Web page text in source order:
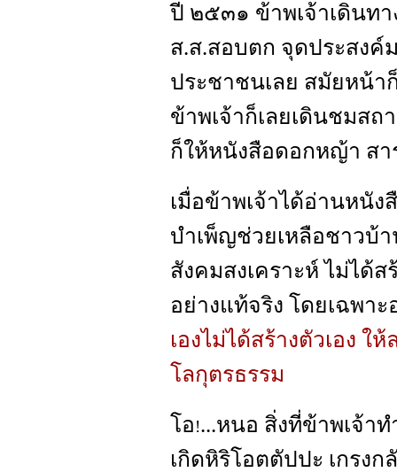
ปี ๒๕๓๑ ข้าพเจ้าเดินท
ส.ส.สอบตก จุดประสงค์
ประชาชนเลย สมัยหน้
ข้าพเจ้าก็เลยเดินชมส
ก็ให้หนังสือดอกหญ้า ส
เมื่อข้าพเจ้าได้อ่านหนั
บำเพ็ญช่วยเหลือชาวบ้
สังคมสงเคราะห์ ไม่ไ
อย่างแท้จริง โดยเฉพาะ
เองไม่ได้สร้างตัวเอง ใ
โลกุตรธรรม
โอ!...หนอ สิ่งที่ข้าพเจ้า
เกิดหิริโอตตัปปะ เกรง